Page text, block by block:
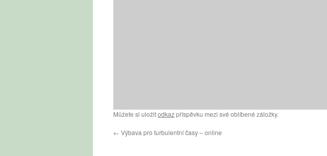
Můžete si uložitodkazpříspěvku mezi své oblíbené záložky.
← Výbava pro turbulentní časy – online